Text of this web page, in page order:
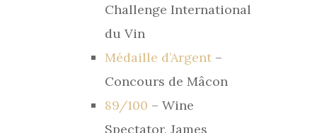
Challenge International
du Vin
Médaille d’Argent–
Concours de Mâcon
89/100 – Wine
Spectator, James